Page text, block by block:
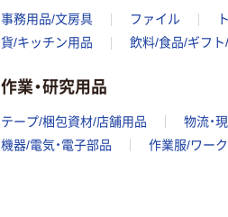
事務用品/文房具 ファイル
貨/キッチン用品
飲料/食品/ギフ
作業・研究用品
テープ/梱包資材/店舗用品 物流・
機器/電気・電子部品
作業服/ワー